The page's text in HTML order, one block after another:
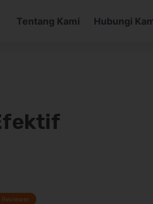
Tentang Kami Hubungi
Reviewer